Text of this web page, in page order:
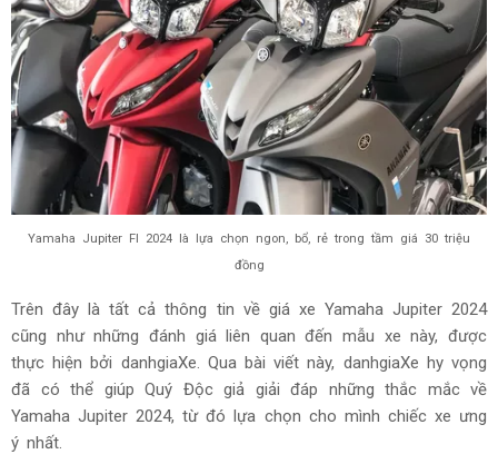
Yamaha Jupiter FI 2024 là lựa chọn ngon, bổ, rẻ trong tầm giá 30 triệu
đồng
Trên đây là tất cả thông tin về giá xe Yamaha Jupiter 2024
cũng như những đánh giá liên quan đến mẫu xe này, được
thực hiện bởi danhgiaXe. Qua bài viết này, danhgiaXe hy vọng
đã có thể giúp Quý Độc giả giải đáp những thắc mắc về
Yamaha Jupiter 2024, từ đó lựa chọn cho mình chiếc xe ưng
ý nhất.